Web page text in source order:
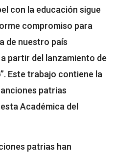
con la educación sigue
compromiso para
de nuestro país
partir del lanzamiento de
Este trabajo contiene la
patrias
Académica del
patrias han